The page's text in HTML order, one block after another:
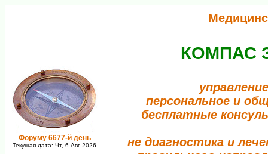
Форуму 6677-й день
Текущая дата: Чт, 6 Авг 2026
КОМПАС
персональное и
бесплатные
не диагностика и